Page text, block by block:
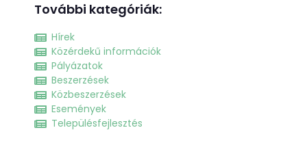
További kategóriák:
Hírek
Közérdekű információk
Pályázatok
Beszerzések
Közbeszerzések
Események
Településfejlesztés